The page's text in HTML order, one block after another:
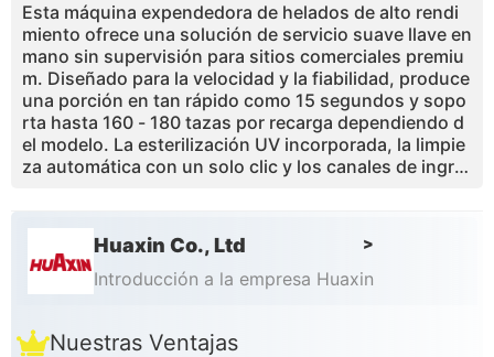
Esta máquina expendedora de helados de alto rendi
miento ofrece una solución de servicio suave llave en
mano sin supervisión para sitios comerciales premiu
m. Diseñado para la velocidad y la fiabilidad, produce
una porción en tan rápido como 15 segundos y sopo
rta hasta 160 - 180 tazas por recarga dependiendo d
el modelo. La esterilización UV incorporada, la limpie
za automática con un solo clic y los canales de ingre
iempo real, precios remotos y alertas de inventario a
través de la aplicación móvil, lo que permite una opti
mización de ubicación basada en datos y un ROI rápi
do. La compacta huella de 0,91 m2 y el soporte multi
para centros comerciales, aeropuertos, campus y ce
Huaxin Co., Ltd >
Introducción a la empresa Huaxin
Nuestras Ventajas